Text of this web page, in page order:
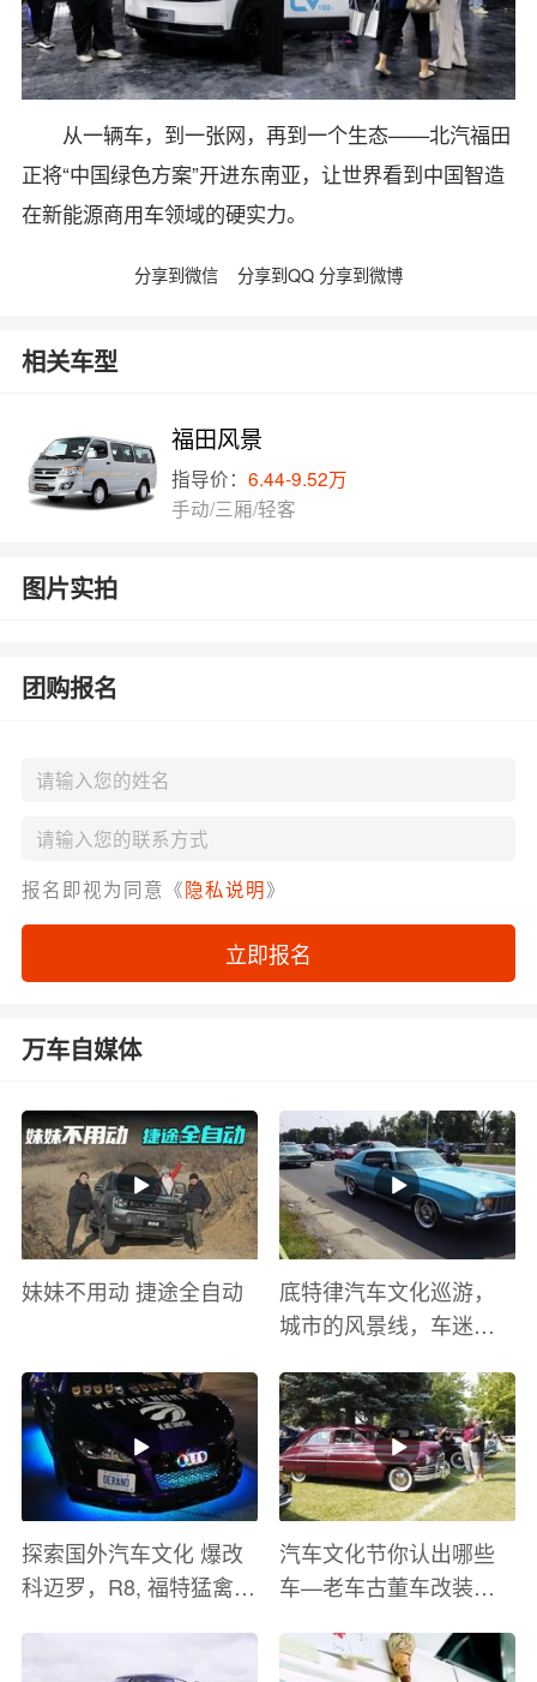
从一辆车，到一张网，再到一个生态——北汽福田
正将“中国绿色方案”开进东南亚，让世界看到中国智造
在新能源商用车领域的硬实力。
分享到微信 分享到QQ 分享到微博
相关车型
福田风景
指导价：6.44-9.52万
手动/三厢/轻客
图片实拍
团购报名
报名即视为同意《隐私说明》
立即报名
万车自媒体
妹妹不用动 捷途全自动
底特律汽车文化巡游，
城市的风景线，车迷的
探索国外汽车文化 爆改
科迈罗，R8, 福特猛禽
汽车文化节你认出哪些
车—老车古董车改装车